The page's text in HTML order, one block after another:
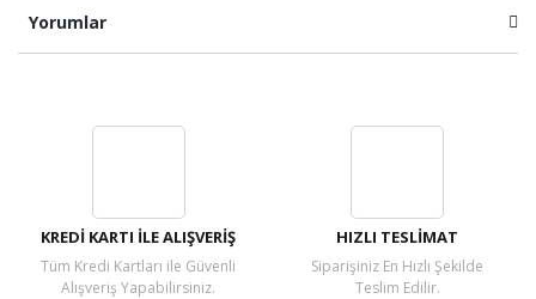
Yorumlar
KREDİ KARTI İLE ALIŞVERİŞ
Tüm Kredi Kartları ile Güvenli
Alışveriş Yapabilirsiniz.
HIZLI TESLİMAT
Siparişiniz En Hızlı Şekilde
Teslim Edilir.